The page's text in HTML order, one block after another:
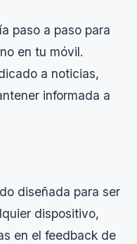
paso a paso para
en tu móvil.
a noticias,
informada a
diseñada para ser
dispositivo,
en el feedback de